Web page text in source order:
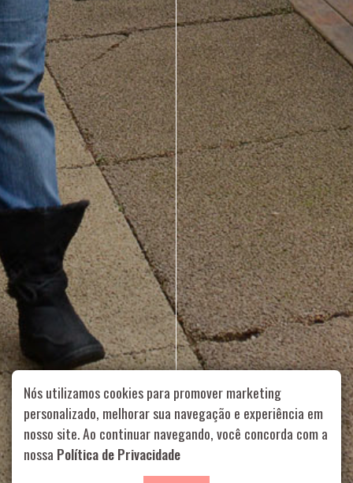
Rua Aurélia, 1714 – Vila Romana, São Paulo – SP | 55 11
99178-5848
contato@nucleofood.com
Role para continar
Nós utilizamos cookies para promover marketing
personalizado, melhorar sua navegação e experiência em
nosso site. Ao continuar navegando, você concorda com a
nossa Política de Privacidade